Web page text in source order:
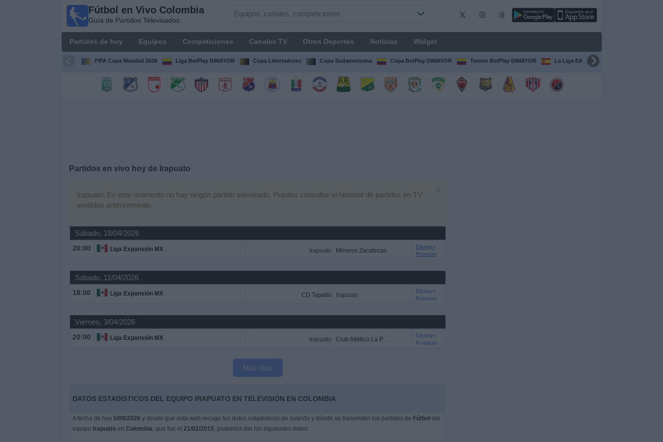
Fútbol en Vivo Colombia
Guía de Partidos Televisados
Partidos de hoy Equipos Competiciones Canales TV Otros Deportes Noticias Widget
FIFA Copa Mundial 2026 Liga BetPlay DIMAYOR Copa Libertadores Copa Sudamericana Copa BetPlay DIMAYOR Torneo BetPlay DIMAYOR La Liga EA Sports
Partidos en vivo hoy de Irapuato
Irapuato: En este momento no hay ningún partido televisado. Puedes consultar el historial de partidos en TV
emitidos anteriormente.
Sábado, 18/04/2026
20:00 Liga Expansión MX Irapuato Mineros Zacatecas
Disney+
Premium
Sábado, 11/04/2026
18:00 Liga Expansión MX CD Tapatío Irapuato
Disney+
Premium
Viernes, 3/04/2026
20:00 Liga Expansión MX Irapuato Club Atlético La Paz
Disney+
Premium
Más días
DATOS ESTADÍSTICOS DEL EQUIPO IRAPUATO EN TELEVISIÓN EN COLOMBIA
A fecha de hoy 5/08/2026 y desde que esta web recoge los datos estadísticos de cuándo y dónde se transmiten los partidos de Fútbol del
equipo Irapuatoen Colombia, que fue el 21/02/2015, podemos dar los siguientes datos:
Fútbol en
Colombia